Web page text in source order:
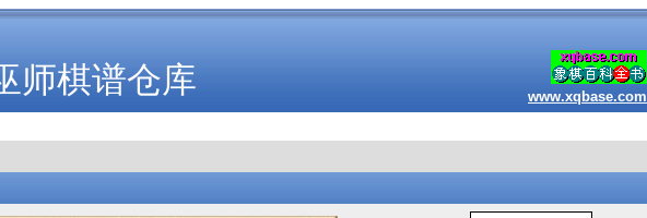
师棋谱仓库 www.xqbase.com